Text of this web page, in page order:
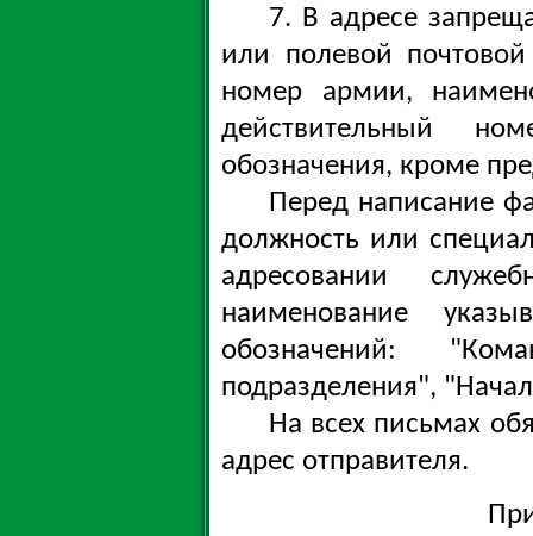
7. В адресе
или полевой почтовой
номер армии,
действительный
обозначения, кроме
Перед написание
должность или
адресовании
наименование
обозначений:
подразделения",
На всех письмах
адрес отправителя.